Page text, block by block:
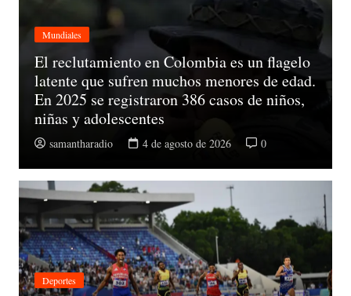
Mundiales
El reclutamiento en Colombia es un flagelo
latente que sufren muchos menores de edad.
En 2025 se registraron 386 casos de niños,
niñas y adolescentes
samantharadio 4 de agosto de 2026 0
Deportes